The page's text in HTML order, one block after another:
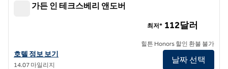
힐튼 가든 인 테크스베리 앤도버
힐튼 가든 인 테크스베리 앤도버의 호텔 정보 보기
호텔 정보 보기
14.07 마일리지
최저* 112달러
힐튼 Honors 할인 환불 불가
날짜 선택